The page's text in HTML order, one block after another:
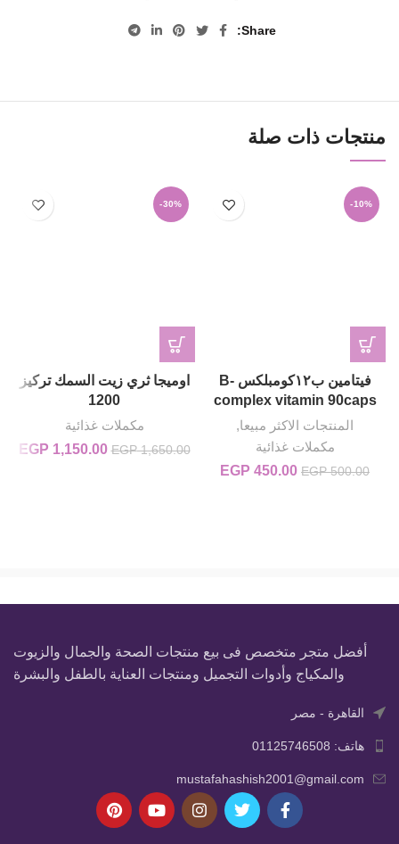
Share
منتجات ذات صلة
-10%
فيتامين ب١٢كومبلكس B-
complex vitamin 90caps
المنتجات الاكثر مبيعا,
مكملات غذائية
EGP500.00 السعر الأصلي هو: EGP 500.00.
EGP 450.00
-30%
اوميجا ثري زيت السمك تركيز
1200
مكملات غذائية
EGP1,650.00
السعر الأصلي
EGP 1,150.00
أفضل متجر متخصص فى بيع منتجات الصحة والجمال والزيوت
والمكياج وأدوات التجميل ومنتجات العناية بالطفل والبشرة
القاهرة - مصر
هاتف: 01125746508
mustafahashish2001@gmail.com